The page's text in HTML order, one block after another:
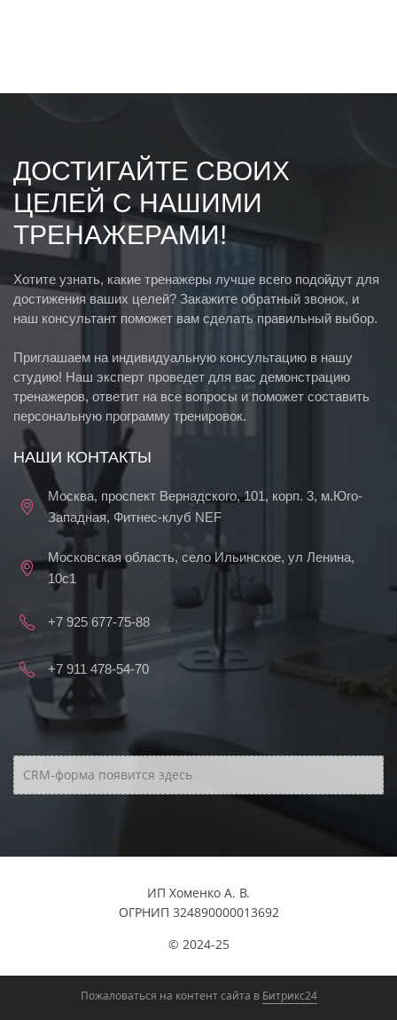
ДОСТИГАЙТЕ СВОИХ
ЦЕЛЕЙ С НАШИМИ
ТРЕНАЖЕРАМИ!
Хотите узнать, какие тренажеры лучше всего подойдут для
достижения ваших целей? Закажите обратный звонок, и
наш консультант поможет вам сделать правильный выбор.
Приглашаем на индивидуальную консультацию в нашу
студию! Наш эксперт проведет для вас демонстрацию
тренажеров, ответит на все вопросы и поможет составить
персональную программу тренировок.
НАШИ КОНТАКТЫ
Москва, проспект Вернадского, 101, корп. 3, м.Юго-
Западная, Фитнес-клуб NEF
Московская область, село Ильинское, ул Ленина,
10с1
+7 925 677-75-88
+7 911 478-54-70
CRM-форма появится здесь
ИП Хоменко А. В.
ОГРНИП 324890000013692
© 2024-25
Пожаловаться на контент cайта в Битрикс24